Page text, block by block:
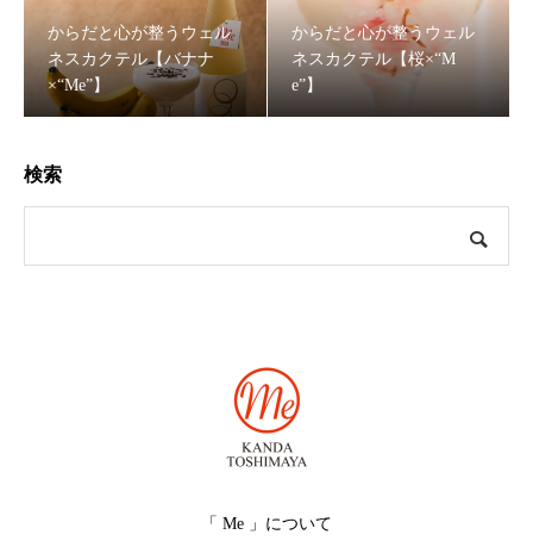
からだと心が整うウェル
ネスカクテル【バナナ
×“Me”】
からだと心が整うウェル
ネスカクテル【桜×“M
e”】
検索
「 Me 」について